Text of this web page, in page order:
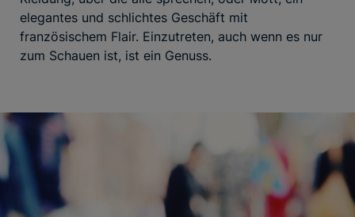
elegantes und schlichtes Geschäft mit
französischem Flair. Einzutreten, auch wenn es nur
zum Schauen ist, ist ein Genuss.